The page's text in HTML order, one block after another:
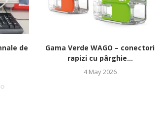
de
Gama Verde WAGO – conectori
rapizi cu pârghie...
4 May 2026